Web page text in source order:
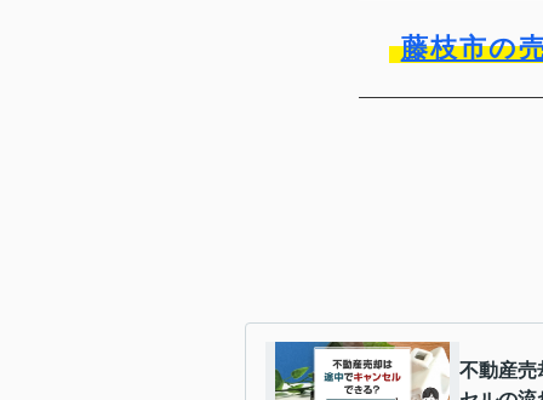
藤枝市の
不動産売